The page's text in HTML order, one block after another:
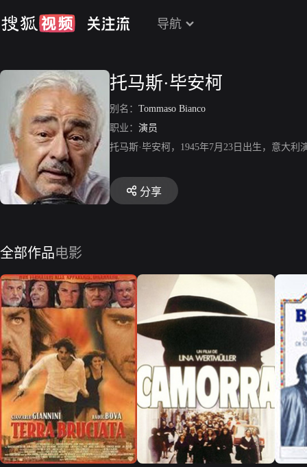
导航
托马斯·毕安柯
别名： Tommaso Bianco
职业： 演员
托马斯·毕安柯，1945年7月23日出生，意大
分享
全部作品电影